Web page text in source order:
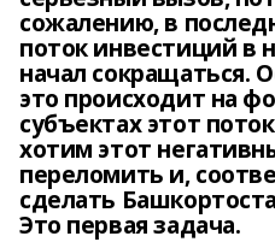
сожалению, в
поток инвестиций в
начал сокращаться.
это происходит на
субъектах этот
хотим этот
переломить и,
сделать
Это первая задача.